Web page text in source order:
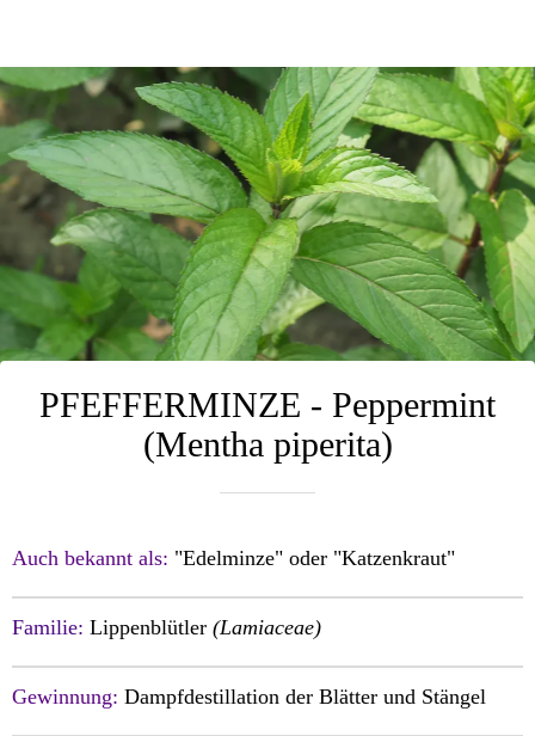
PFEFFERMINZE - Peppermint
(Mentha piperita)
Auch bekannt als: "Edelminze" oder "Katzenkraut"
Familie: Lippenblütler (Lamiaceae)
Gewinnung: Dampfdestillation der Blätter und Stängel